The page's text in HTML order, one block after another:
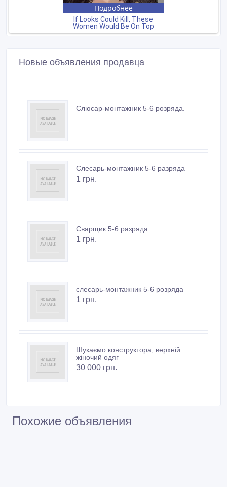
Новые объявления продавца
Cлюсар-монтажник 5-6 розрядa.
Слесарь-монтажник 5-6 разряда
1 грн.
Cварщик 5-6 разряда
1 грн.
слесарь-монтажник 5-6 розряда
1 грн.
Шукаємо конструктора, верхній
жіночий одяг
30 000 грн.
Похожие объявления